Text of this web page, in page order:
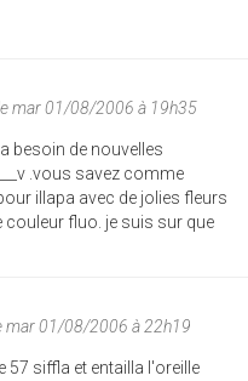
mar 01/08/2006 à 19h35
besoin de nouvelles
.vous savez comme
illapa avec de jolies fleurs
couleur fluo. je suis sur que
mar 01/08/2006 à 22h19
57 siffla et entailla l'oreille